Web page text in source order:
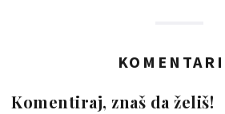
KOMENTARI
Komentiraj, znaš da želiš!